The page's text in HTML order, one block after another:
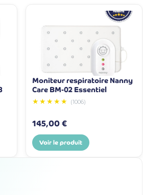
Moniteur respiratoire Nanny
Care BM-02 Essentiel
★★★★★ (1006)
145,00 €
Voir le produit